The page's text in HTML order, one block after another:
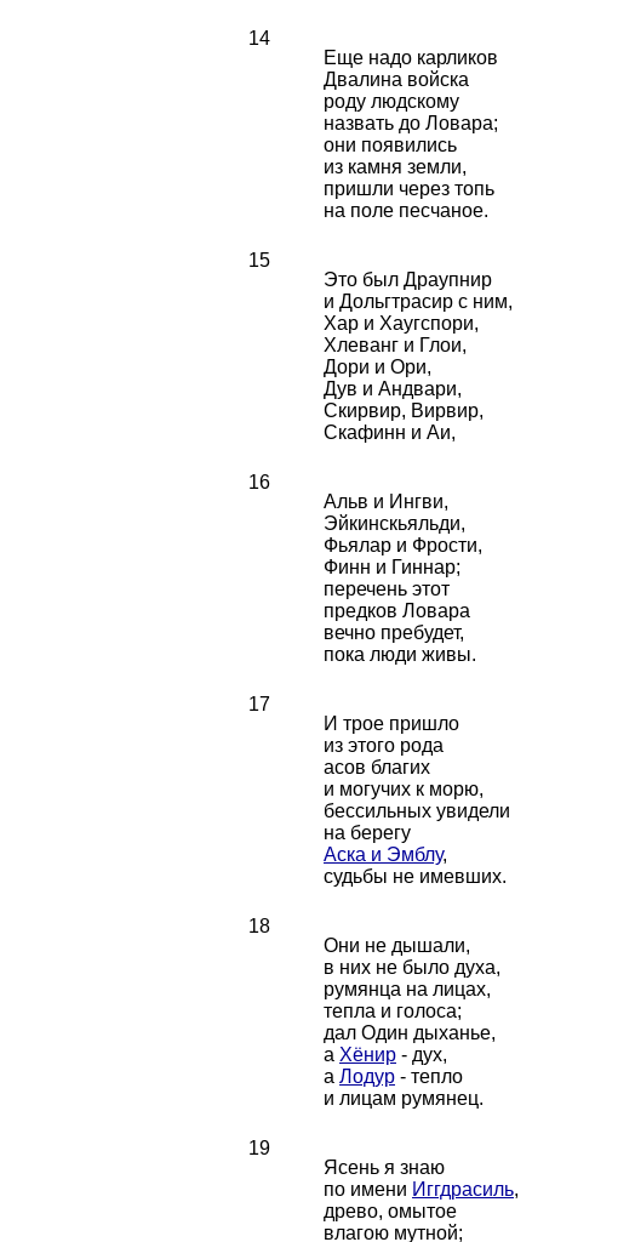
14
Еще надо карликов
Двалина войска
роду людскому
назвать до Ловара;
они появились
из камня земли,
пришли через топь
на поле песчаное.
15
Это был Драупнир
и Дольгтрасир с ним,
Хар и Хаугспори,
Хлеванг и Глои,
Дори и Ори,
Дув и Андвари,
Скирвир, Вирвир,
Скафинн и Аи,
16
Альв и Ингви,
Эйкинскьяльди,
Фьялар и Фрости,
Финн и Гиннар;
перечень этот
предков Ловара
вечно пребудет,
пока люди живы.
17
И трое пришло
из этого рода
асов благих
и могучих к морю,
бессильных увидели
на берегу
Аска и Эмблу,
судьбы не имевших.
18
Они не дышали,
в них не было духа,
румянца на лицах,
тепла и голоса;
дал Один дыханье,
а Хёнир - дух,
а Лодур - тепло
и лицам румянец.
19
Ясень я знаю
по имени Иггдрасиль,
древо, омытое
влагою мутной;